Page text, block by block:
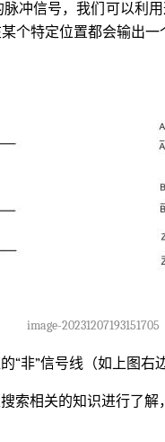
冲信号，我们可以利
个特定位置都会输出一
image-20231207193151705
“非”信号线（如上图右
索相关的知识进行了解